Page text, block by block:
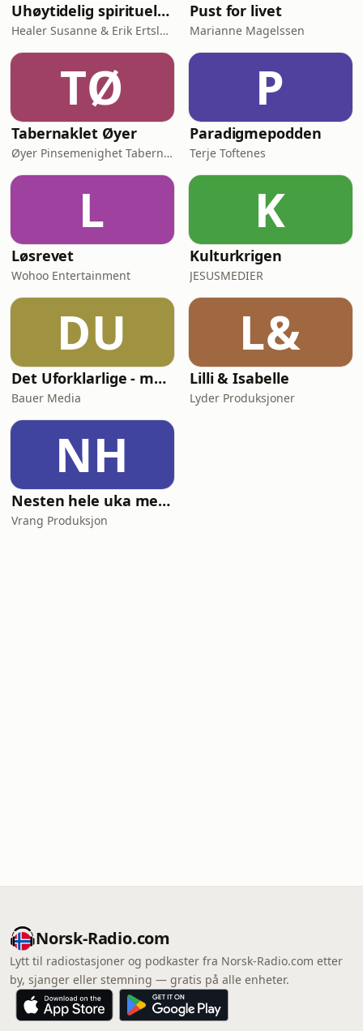
Uhøytidelig spirituell - Healer Susanne og Erik Ertsland Askvik
Healer Susanne & Erik Ertsland Askvik
Pust for livet
Marianne Magelssen
TØ
Tabernaklet Øyer
Øyer Pinsemenighet Tabernaklet
P
Paradigmepodden
Terje Toftenes
L
Løsrevet
Wohoo Entertainment
K
Kulturkrigen
JESUSMEDIER
DU
Det Uforklarlige - med Victoria Skau
Bauer Media
L&
Lilli & Isabelle
Lyder Produksjoner
NH
Nesten hele uka med Lepperød
Vrang Produksjon
Norsk-Radio.com
Lytt til radiostasjoner og podkaster fra Norsk-Radio.com etter
by, sjanger eller stemning — gratis på alle enheter.